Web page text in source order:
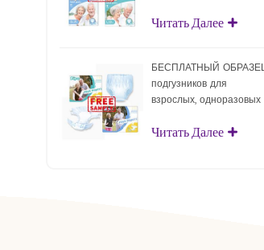
подгузники для
Читать Далее
БЕСПЛАТНЫЙ
подгузников для
взрослых, одноразовых
взрослых для взрослых
Читать Далее